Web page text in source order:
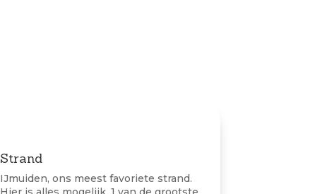
Strand
IJmuiden, ons meest favoriete strand.